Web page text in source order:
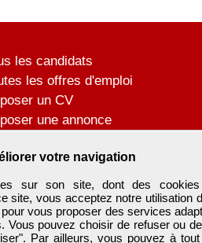
votre navigation
sur son site, dont des cookies
site, vous acceptez notre utilisation
vous proposer des services
Vous pouvez choisir de refuser ou
Par ailleurs, vous pouvez à
les candidats
les offres d'emploi
un CV
une annonce